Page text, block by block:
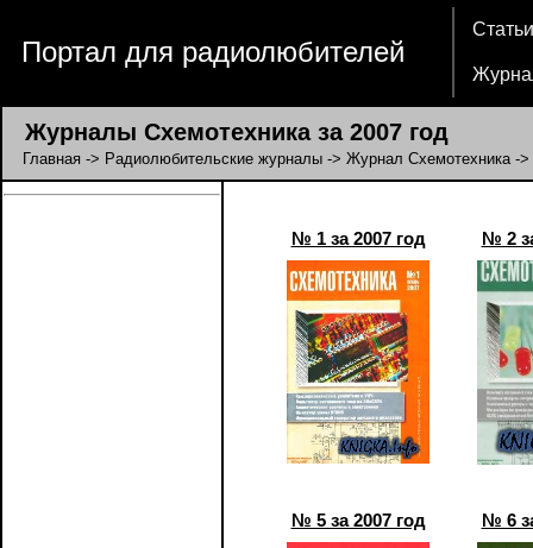
Портал для радиолюбителей
Статьи
Журналы Схемотехника за 2007 год
Главная -> Радиолюбительские журналы -> Журнал Схемотехника->
№ 1 за 2007 год № 2
№ 5 за 2007 год № 6